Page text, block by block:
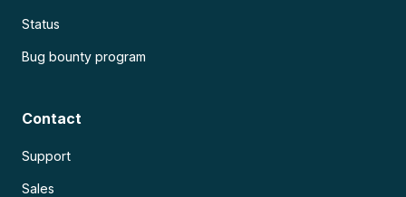
Status
Bug bounty program
Contact
Support
Sales